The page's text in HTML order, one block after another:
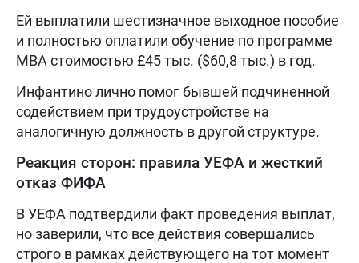
Ей выплатили шестизначное выходное пособие
и полностью оплатили обучение по программе
MBA стоимостью £45 тыс. ($60,8 тыс.) в год.
Инфантино лично помог бывшей подчиненной
содействием при трудоустройстве на
аналогичную должность в другой структуре.
Реакция сторон: правила УЕФА и жесткий
отказ ФИФА
В УЕФА подтвердили факт проведения выплат,
но заверили, что все действия совершались
строго в рамках действующего на тот момент